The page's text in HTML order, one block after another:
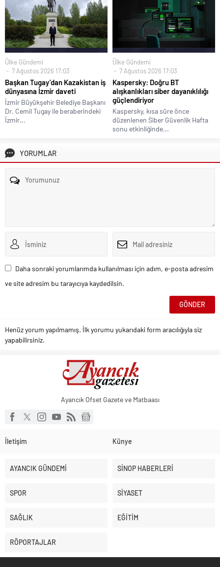
Ülke Gündemi
7 Ağustos 2026 17:03
Başkan Tugay’dan Kazakistan iş
dünyasına İzmir daveti
İzmir Büyükşehir Belediye Başkanı
Dr. Cemil Tugay ile beraberindeki
İzmir...
Ülke Gündemi
7 Ağustos 2026 17:03
Kaspersky: Doğru BT
alışkanlıkları siber dayanıklılığı
güçlendiriyor
Kaspersky, kısa süre önce
düzenlenen Siber Güvenlik Hafta
sonu etkinliğinde...
YORUMLAR
Daha sonraki yorumlarımda kullanılması için adım, e-posta adresim
ve site adresim bu tarayıcıya kaydedilsin.
Henüz yorum yapılmamış. İlk yorumu yukarıdaki form aracılığıyla siz
yapabilirsiniz.
Ayancık Ofset Gazete ve Matbaası
İletişim Künye
AYANCIK GÜNDEMİ SİNOP HABERLERİ
SPOR SİYASET
SAĞLIK EĞİTİM
RÖPORTAJLAR